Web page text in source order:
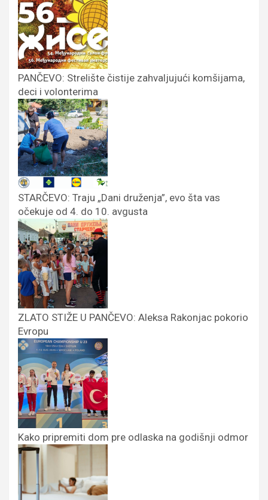
PANČEVO: Strelište čistije zahvaljujući komšijama,
deci i volonterima
STARČEVO: Traju „Dani druženja”, evo šta vas
očekuje od 4. do 10. avgusta
ZLATO STIŽE U PANČEVO: Aleksa Rakonjac pokorio
Evropu
Kako pripremiti dom pre odlaska na godišnji odmor